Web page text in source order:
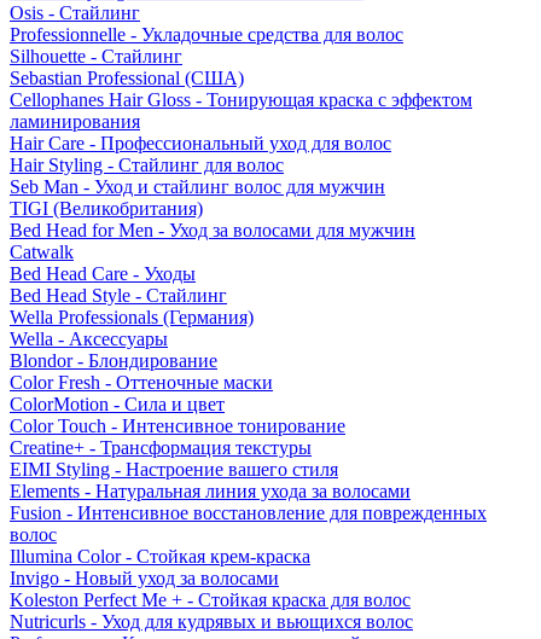
Osis - Стайлинг
Professionnelle - Укладочные средства для волос
Silhouette - Стайлинг
Sebastian Professional (США)
Cellophanes Hair Gloss - Тонирующая краска с эффектом
ламинирования
Hair Care - Профессиональный уход для волос
Hair Styling - Стайлинг для волос
Seb Man - Уход и стайлинг волос для мужчин
TIGI (Великобритания)
Bed Head for Men - Уход за волосами для мужчин
Catwalk
Bed Head Care - Уходы
Bed Head Style - Стайлинг
Wella Professionals (Германия)
Wella - Аксессуары
Blondor - Блондирование
Color Fresh - Оттеночные маски
ColorMotion - Сила и цвет
Color Touch - Интенсивное тонирование
Creatine+ - Трансформация текстуры
EIMI Styling - Настроение вашего стиля
Elements - Натуральная линия ухода за волосами
Fusion - Интенсивное восстановление для поврежденных
волос
Illumina Color - Стойкая крем-краска
Invigo - Новый уход за волосами
Koleston Perfect Me + - Стойкая краска для волос
Nutricurls - Уход для кудрявых и вьющихся волос